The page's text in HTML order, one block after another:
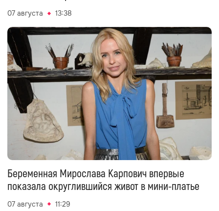
07 августа 13:38
Беременная Мирослава Карпович впервые
показала округлившийся живот в мини-платье
07 августа 11:29